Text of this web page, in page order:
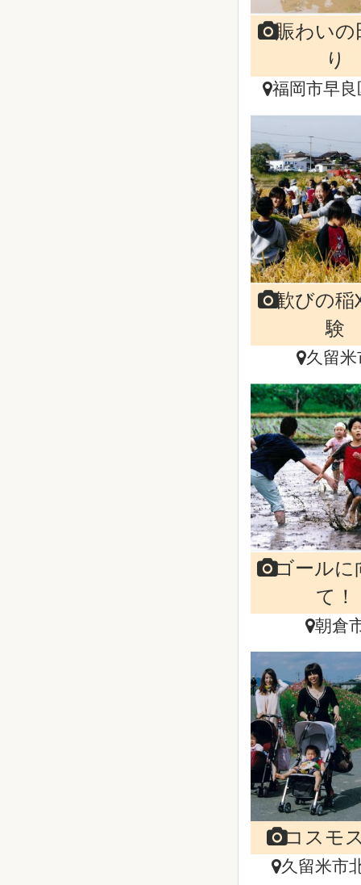
賑わいの
り
福岡市早良
歓びの稲
験
久留米
ゴールに
て！
朝倉
コスモ
久留米市